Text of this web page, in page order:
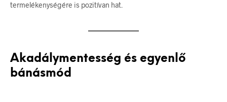
termelékenységére is pozitívan hat.
Akadálymentesség és egyenlő
bánásmód